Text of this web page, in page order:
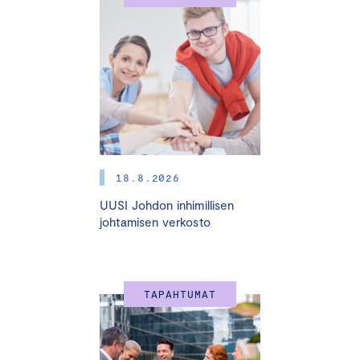
asiantuntijapuheenvuorojen kautta.
Suuri Kiinteistönarviointipäivä
10.10.2024 Pikku-Finlandia, Helsinki
Hybriditapahtuma
Kiinteistönarviointipäivän juontajana toimii toimittaja
Jaakko Loikkanen
12.30 KIINTEISTÖNARVIOINTIPÄIVÄN AVAUS
12.40 GEOPOLIITTINEN KATSAUS
Juho Romakkaniemi, toimitusjohtaja,
Keskuskauppakamari
18.8.2026
UUSI Johdon inhimillisen
johtamisen verkosto
TAPAHTUMAT